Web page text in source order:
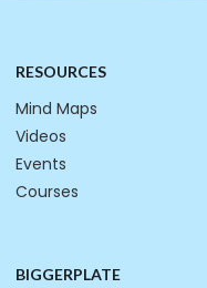
RESOURCES
Mind Maps
Videos
Events
Courses
BIGGERPLATE